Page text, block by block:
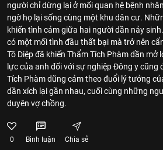
người chỉ dừng lại ở mối quan hệ bệnh
ngờ họ lại sống cùng một khu dân cư.
khiến tình cảm giữa hai người dần nảy
có một mối tình đầu thất bại mà trở nên
Tô Diệp đã khiến Thẩm Tích Phàm dần mở
lực của anh đối với sự nghiệp Đông y cũng
Tích Phàm dũng cảm theo đuổi lý tưởng
dần xích lại gần nhau, cuối cùng những
duyên vợ chồng.
0 Bình luận Chia sẻ